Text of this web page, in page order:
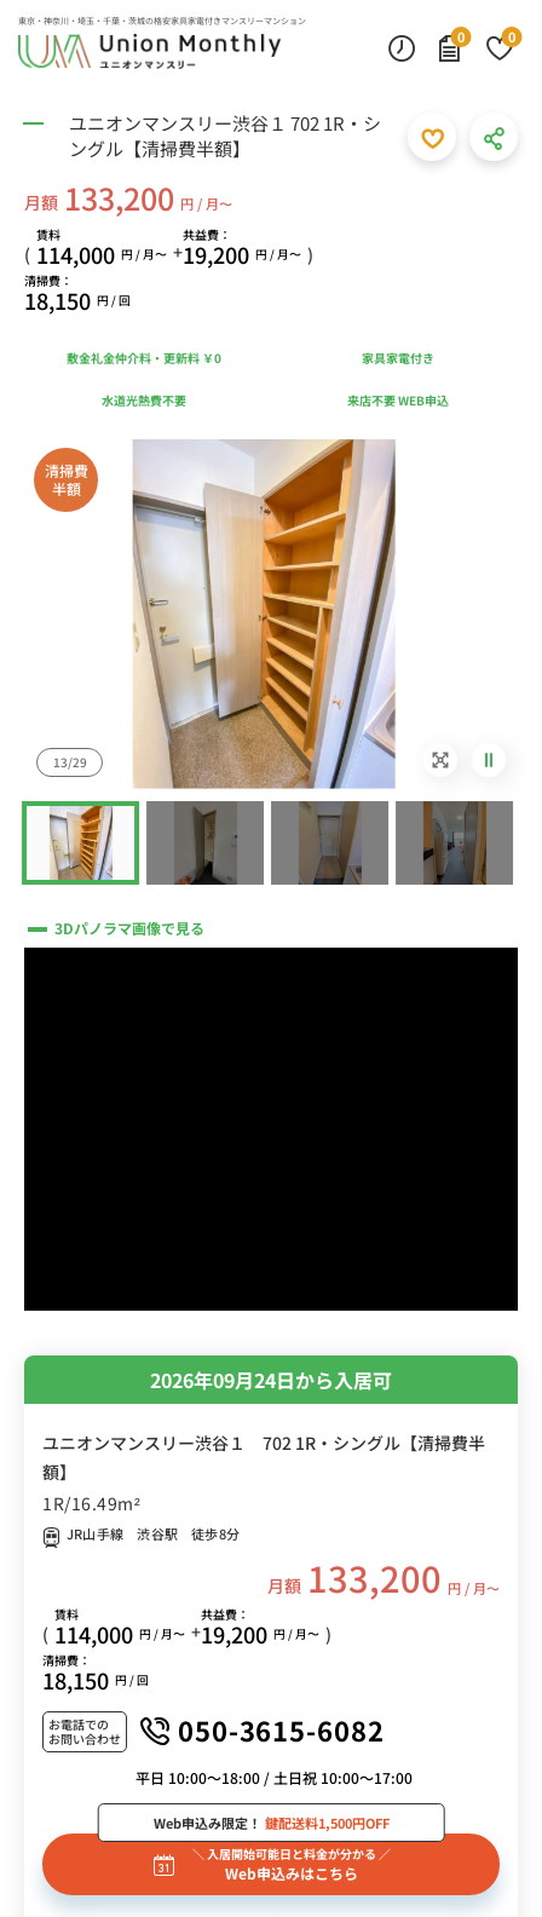
東京・神奈川・埼玉・千葉・茨城の格安家具家電付きマンスリーマンション
0
0
ユニオンマンスリー渋谷１ 702 1R・シ
ングル【清掃費半額】
月額 133,200 円 / 月〜
(
賃料
114,000 円 / 月〜 +
共益費：
19,200 円 / 月〜 )
清掃費：
18,150 円 / 回
敷金礼金仲介料・更新料 ￥0 家具家電付き
水道光熱費不要 来店不要 WEB申込
清掃費
半額
14/29
3Dパノラマ画像で見る
2026年09月24日から入居可
ユニオンマンスリー渋谷１ 702 1R・シングル【清掃費半
額】
1R/16.49m²
JR山手線 渋谷駅 徒歩8分
月額 133,200 円 / 月〜
(
賃料
114,000 円 / 月〜 +
共益費：
19,200 円 / 月〜 )
清掃費：
18,150 円 / 回
お電話での
お問い合わせ
050-3615-6082
平日 10:00～18:00 / 土日祝 10:00～17:00
＼ 入居開始可能日と料金が分かる ／
Web申込みはこちら
Web申込み限定！ 鍵配送料1,500円OFF